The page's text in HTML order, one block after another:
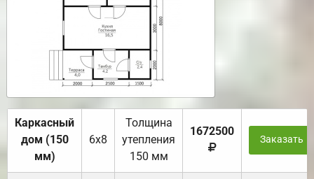
Каркасный
дом (150
мм)
6х8
Толщина
утепления
150 мм
1672500
Заказать